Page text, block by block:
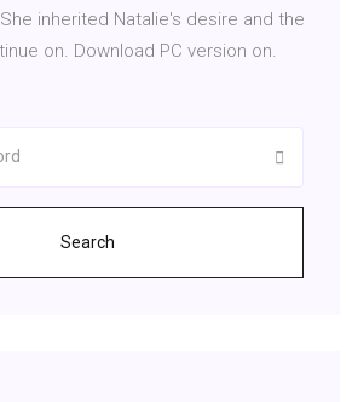
inherited Natalie's desire and the
on. Download PC version on.
Search